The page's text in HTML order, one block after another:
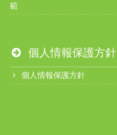
範
個人情報保護方針
個人情報保護方針